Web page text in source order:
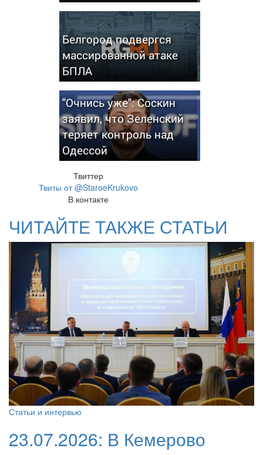
Белгород подвергся
массированной атаке
БПЛА
"Очнись уже": Соскин
заявил, что Зеленский
теряет контроль над
Одессой
Твиттер
Твиты от @StaroeKrukovo
В контакте
ЧИТАЙТЕ ТАКЖЕ СТАТЬИ
Статьи и интервью
23.07.2026: В Кемерово